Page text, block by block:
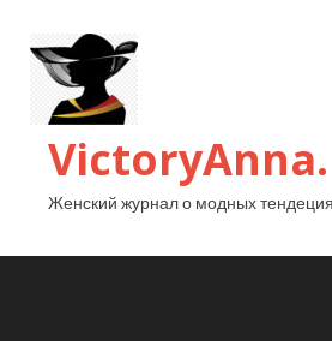
VictoryAnna.
Женский журнал о модных